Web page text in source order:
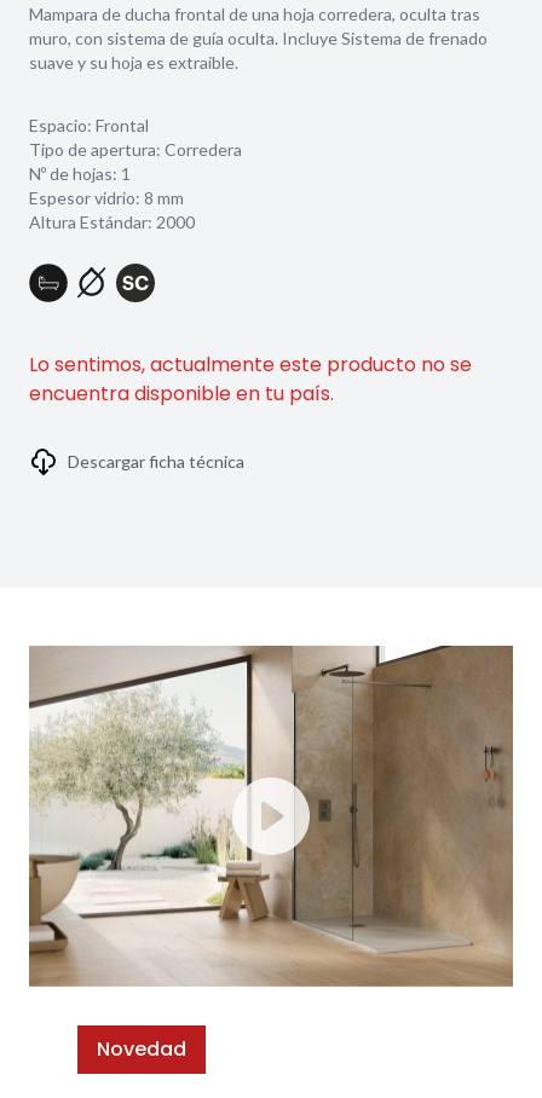
Mampara de ducha frontal de una hoja corredera, oculta tras
muro, con sistema de guía oculta. Incluye Sistema de frenado
suave y su hoja es extraible.
Espacio: Frontal
Tipo de apertura: Corredera
Nº de hojas: 1
Espesor vidrio: 8 mm
Altura Estándar: 2000
Lo sentimos, actualmente este producto no se
encuentra disponible en tu país.
Descargar ficha técnica
Novedad